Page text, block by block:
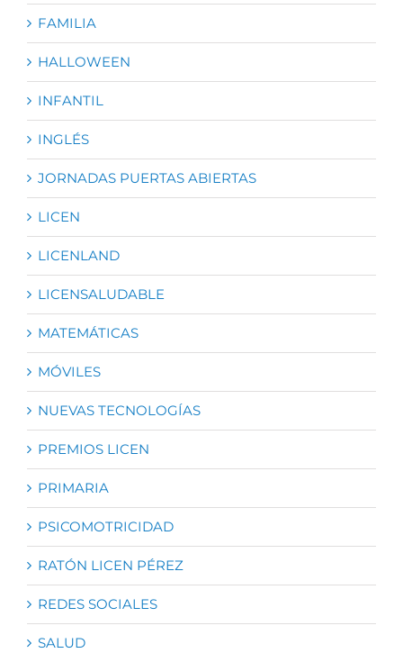
FAMILIA
HALLOWEEN
INFANTIL
INGLÉS
JORNADAS PUERTAS ABIERTAS
LICEN
LICENLAND
LICENSALUDABLE
MATEMÁTICAS
MÓVILES
NUEVAS TECNOLOGÍAS
PREMIOS LICEN
PRIMARIA
PSICOMOTRICIDAD
RATÓN LICEN PÉREZ
REDES SOCIALES
SALUD